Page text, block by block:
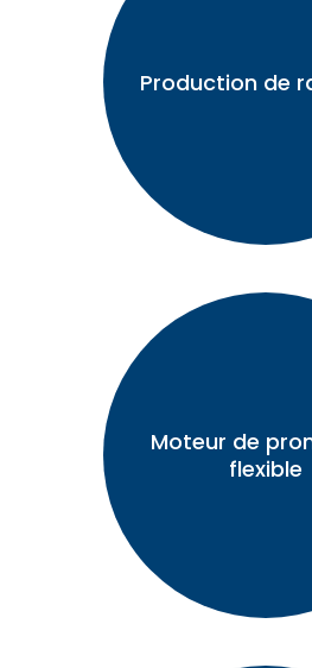
Production de
Moteur de
flexible